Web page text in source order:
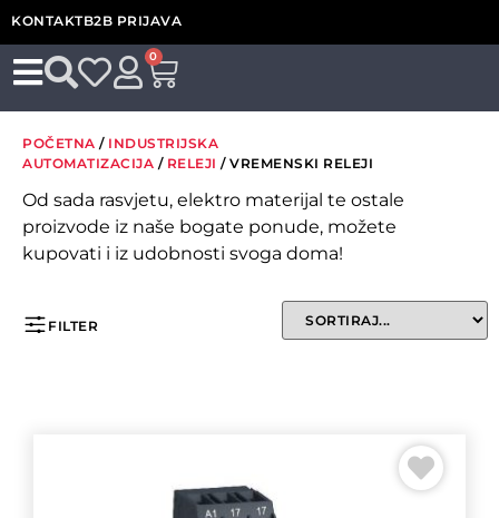
KONTAKTB2B PRIJAVA
0
POČETNA / INDUSTRIJSKA
AUTOMATIZACIJA / RELEJI / VREMENSKI RELEJI
Od sada rasvjetu, elektro materijal te ostale
proizvode iz naše bogate ponude, možete
kupovati i iz udobnosti svoga doma!
FILTER